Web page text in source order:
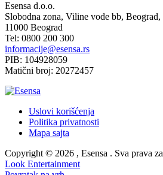
Esensa d.o.o.
Slobodna zona, Viline vode bb,
11000 Beograd
Tel: 0800 200 300
informacije@esensa.rs
PIB: 104928059
Matični broj: 20272457
Uslovi korišćenja
Politika privatnosti
Mapa sajta
Copyright © 2026 , Esensa . Sva prava
Look Entertainment